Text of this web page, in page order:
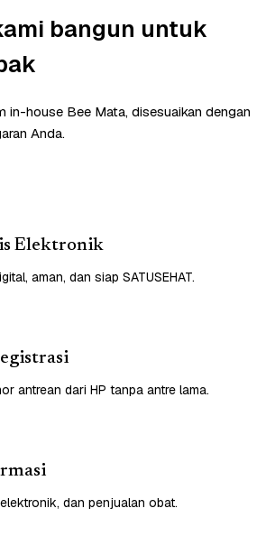
bangun untuk
in-house Bee Mata, disesuaikan dengan
Anda.
Elektronik
aman, dan siap SATUSEHAT.
antrean dari HP tanpa antre lama.
dan penjualan obat.